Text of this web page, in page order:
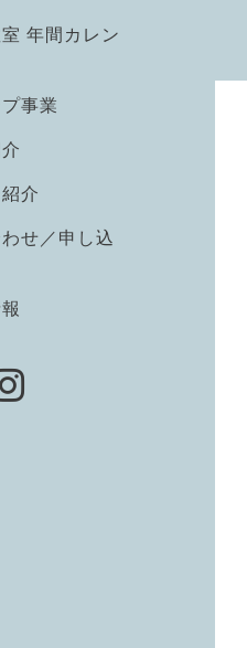
年間カレン
事業
介
せ／申し込